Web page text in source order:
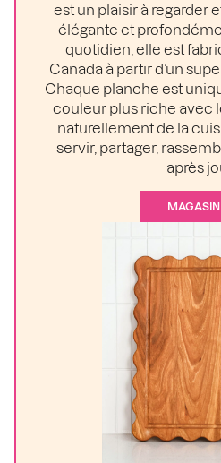
est un plaisir à regarder
élégante et
quotidien, elle est
Canada à partir d’un
Chaque planche est
couleur plus riche avec
naturellement de la
servir, partager,
après